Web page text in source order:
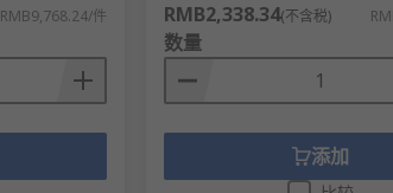
RMB9,768.24/件 RMB2,338.34(不含税)
数量
添加